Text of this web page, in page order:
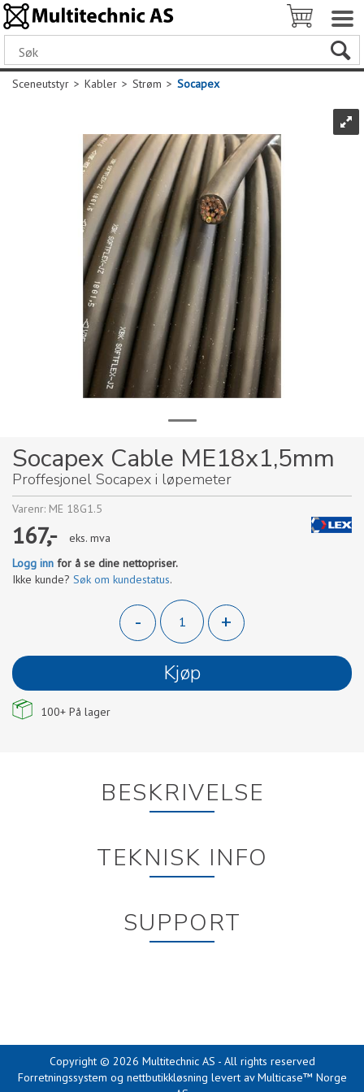
Sceneutstyr>Kabler>Strøm>Socapex
Socapex Cable ME18x1,5mm
Proffesjonel Socapex i løpemeter
Varenr: ME 18G1.5
167,-
eks. mva
Logg inn for å se dine nettopriser.
Ikke kunde? Søk om kundestatus.
-
+
Kjøp
100+ På lager
BESKRIVELSE
TEKNISK INFO
SUPPORT
Copyright © 2026 Multitechnic AS - All rights reserved
Forretningssystem og nettbutikkløsning levert avMulticase™ Norge